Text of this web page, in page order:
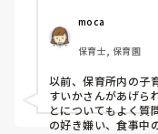
・離乳食を食べない。
・抱っこ紐を上手く
・全然歩かない。
・旦那さんが育児に非
・夜自分が寝られな
moca
保育士, 保育園
以前、保育所内の子
すいかさんがあげら
とについてもよく質
の好き嫌い、食事中